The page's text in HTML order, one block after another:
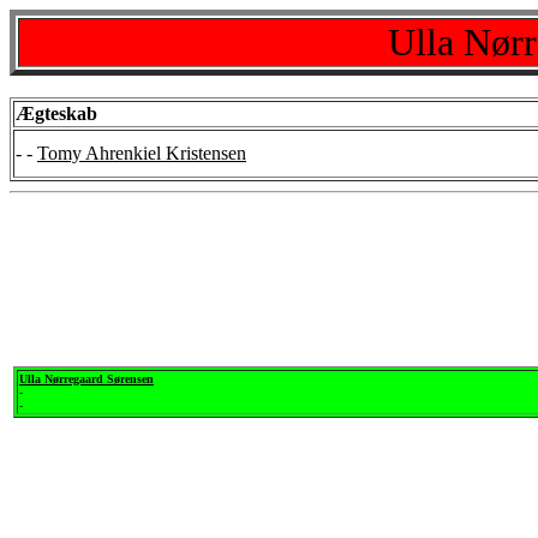
Ulla
Ægteskab
- - Tomy Ahrenkiel Kristensen
Ulla Nørregaard Sørensen
-
-